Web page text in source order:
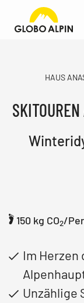
HAUS
SKITOUREN
150 kg CO2/
Im Herzen
Unzählige